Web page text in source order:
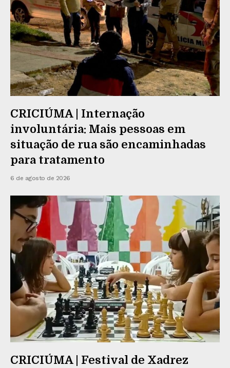
CRICIÚMA | Internação
involuntária: Mais pessoas em
situação de rua são encaminhadas
para tratamento
6 de agosto de 2026
CRICIÚMA | Festival de Xadrez